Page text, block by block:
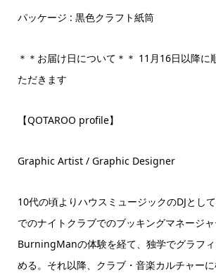
パッケージ : 黒色クラフト紙筒
＊＊お届け日について＊＊ 11月16日以降に
ただきます
【QOTAROO profile】
Graphic Artist / Graphic Designer
10代の頃よりハウスミュージックのDJとし
でのナイトクラブでのブッキングマネージ
BurningManの体験を経て、独学でグラフ
める。それ以降、クラブ・音楽カルチャー